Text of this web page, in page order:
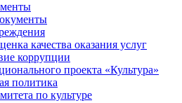
качества оказания услуг
коррупции
проекта «Культура»
политика
по культуре